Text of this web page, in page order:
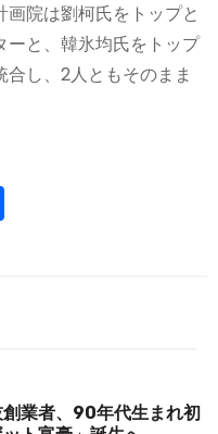
院は劉柯氏をトップと
ーと、韓氷均氏をトップ
し、2人ともそのまま
業者、90年代生まれ初